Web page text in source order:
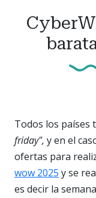
Todos los países
friday", y en el
ofertas para
wow 2025 y se
es decir la